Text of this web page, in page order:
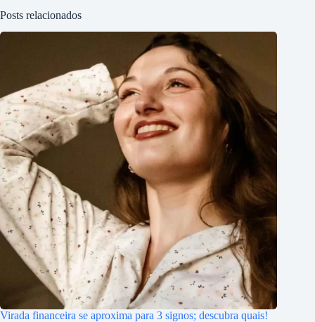
Posts relacionados
Virada financeira se aproxima para 3 signos; descubra quais!